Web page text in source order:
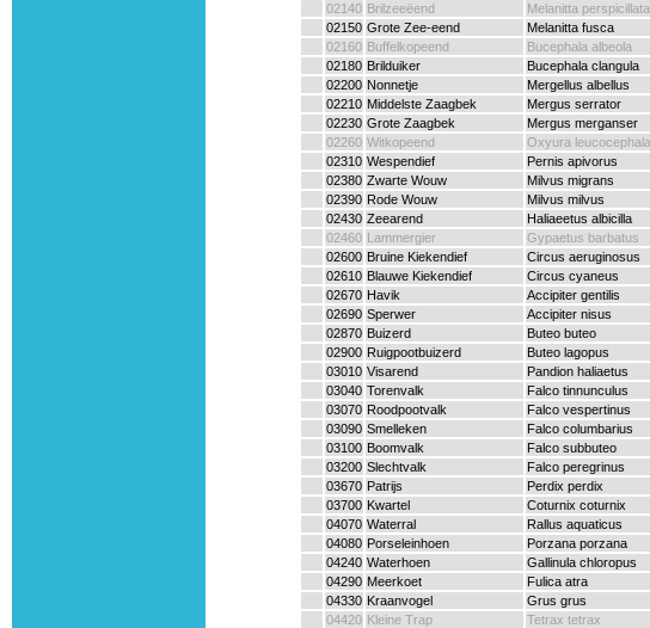
02140 Brilzeeëend
Melanitta perspicillata
02150 Grote Zee-eend
Melanitta fusca
02160 Buffelkopeend
Bucephala albeola
02180 Brilduiker
Bucephala clangula
02200 Nonnetje
Mergellus albellus
02210 Middelste Zaagbek
Mergus serrator
02230 Grote Zaagbek
Mergus merganser
02260 Witkopeend
Oxyura leucocephala
02310 Wespendief
Pernis apivorus
02380 Zwarte Wouw
Milvus migrans
02390 Rode Wouw
Milvus milvus
02430 Zeearend
Haliaeetus albicilla
02460 Lammergier
Gypaetus barbatus
02600 Bruine Kiekendief
Circus aeruginosus
02610 Blauwe Kiekendief
Circus cyaneus
02670 Havik
Accipiter gentilis
02690 Sperwer
Accipiter nisus
02870 Buizerd
Buteo buteo
02900 Ruigpootbuizerd
Buteo lagopus
03010 Visarend
Pandion haliaetus
03040 Torenvalk
Falco tinnunculus
03070 Roodpootvalk
Falco vespertinus
03090 Smelleken
Falco columbarius
03100 Boomvalk
Falco subbuteo
03200 Slechtvalk
Falco peregrinus
03670 Patrijs
Perdix perdix
03700 Kwartel
Coturnix coturnix
04070 Waterral
Rallus aquaticus
04080 Porseleinhoen
Porzana porzana
04240 Waterhoen
Gallinula chloropus
04290 Meerkoet
Fulica atra
04330 Kraanvogel
Grus grus
04420 Kleine Trap
Tetrax tetrax